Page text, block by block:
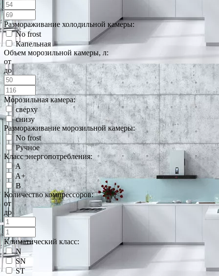
Размораживание холодильной камеры:
No frost
Капельная
Объем морозильной камеры, л:
от
до
Морозильная камера:
сверху
снизу
Размораживание морозильной камеры:
No frost
Ручное
Класс энергопотребления:
A
A+
B
Количество компрессоров:
от
до
Климатический класс:
N
SN
ST